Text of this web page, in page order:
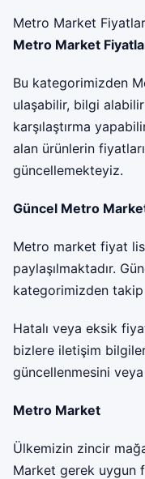
Metro Market
Metro Market
Bu kategorimizden
ulaşabilir, bilgi
karşılaştırma
alan ürünlerin
güncellemekteyiz.
Güncel Metro
Metro market fiyat
paylaşılmaktadır.
kategorimizden
Hatalı veya eksik
bizlere iletişim
güncellenmesini
Metro Market
Ülkemizin zincir
Market gerek uygun